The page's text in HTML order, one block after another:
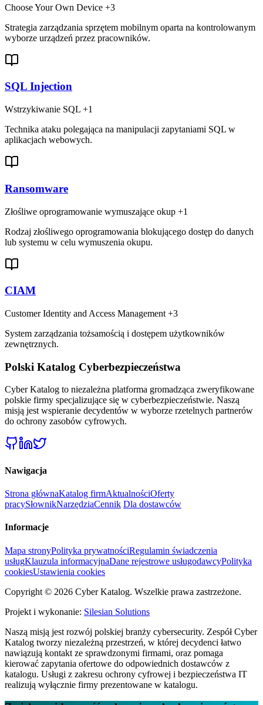
Choose Your Own Device +3
Strategia zarządzania sprzętem mobilnym oparta na kontrolowanym
wyborze urządzeń przez pracowników.
SQL Injection
Wstrzykiwanie SQL +1
Technika ataku polegająca na manipulacji zapytaniami SQL w
aplikacjach webowych.
Ransomware
Złośliwe oprogramowanie wymuszające okup +1
Rodzaj złośliwego oprogramowania blokującego dostęp do danych
lub systemu w celu wymuszenia okupu.
CIAM
Customer Identity and Access Management +3
System zarządzania tożsamością i dostępem użytkowników
zewnętrznych.
Polski Katalog Cyberbezpieczeństwa
Cyber Katalog to niezależna platforma gromadząca zweryfikowane
polskie firmy specjalizujące się w cyberbezpieczeństwie. Naszą
misją jest wspieranie decydentów w wyborze rzetelnych partnerów
do ochrony zasobów cyfrowych.
Nawigacja
Strona głównaKatalog firmAktualnościOferty
pracySłownikNarzędziaCennik Dla dostawców
Informacje
Mapa stronyPolityka prywatnościRegulamin świadczenia
usługKlauzula informacyjnaDane rejestrowe usługodawcyPolityka
cookiesUstawienia cookies
Copyright © 2026 Cyber Katalog. Wszelkie prawa zastrzeżone.
Projekt i wykonanie: Silesian Solutions
Naszą misją jest rozwój polskiej branży cybersecurity. Zespół Cyber
Katalog tworzy niezależną przestrzeń, w której decydenci łatwo
nawiązują kontakt ze sprawdzonymi firmami, oraz pomaga
kierować zapytania ofertowe do odpowiednich dostawców z
katalogu. Usługi z zakresu ochrony cyfrowej i bezpieczeństwa IT
realizują wyłącznie firmy prezentowane w katalogu.